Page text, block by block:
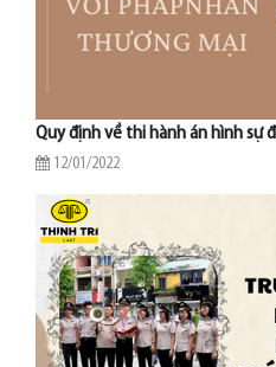
Quy định về thi hành án hình sự
12/01/2022